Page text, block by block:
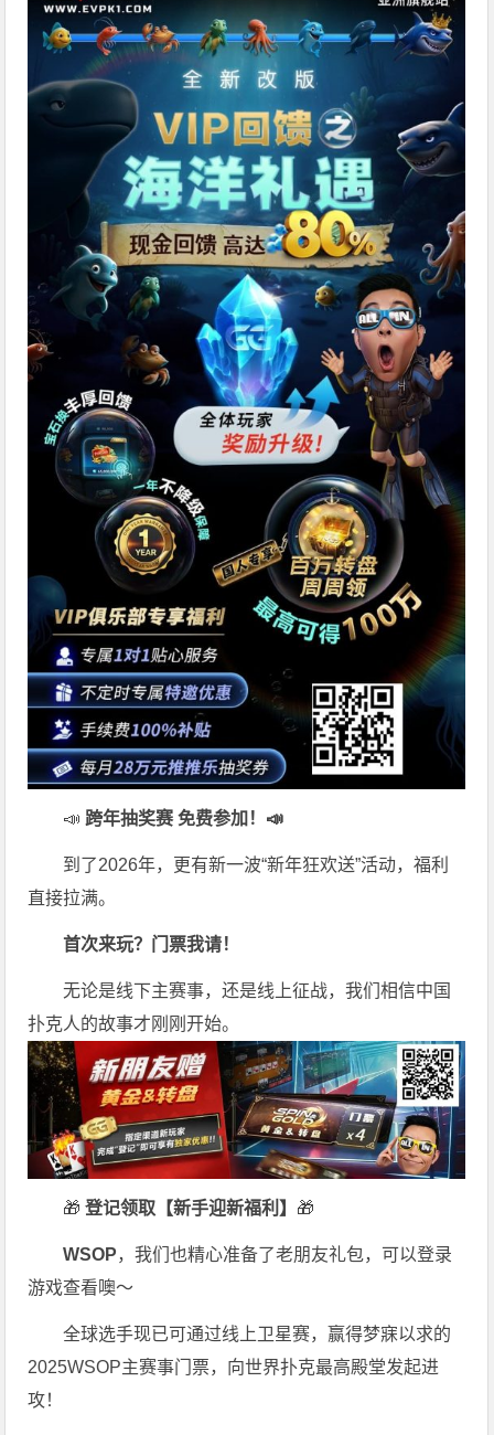
📣 跨年抽奖赛 免费参加 ！📣
到了2026年，更有新一波“新年狂欢送”活动，福利
直接拉满。
首次来玩？门票我请！
无论是线下主赛事，还是线上征战，我们相信中国
扑克人的故事才刚刚开始。
🎁 登记领取【新手迎新福利】 🎁
WSOP，我们也精心准备了老朋友礼包，可以登录
游戏查看噢～
全球选手现已可通过线上卫星赛，赢得梦寐以求的
2025WSOP主赛事门票，向世界扑克最高殿堂发起进
攻！